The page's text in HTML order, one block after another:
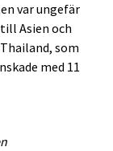
var ungefär
Asien och
som
med 11